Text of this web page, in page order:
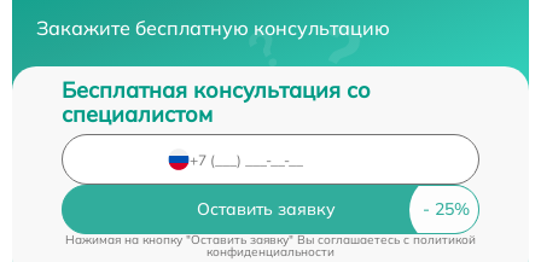
Закажите бесплатную консультацию
Бесплатная консультация со
специалистом
Оставить заявку
Нажимая на кнопку "Оставить заявку" Вы соглашаетесь c политикой
конфиденциальности